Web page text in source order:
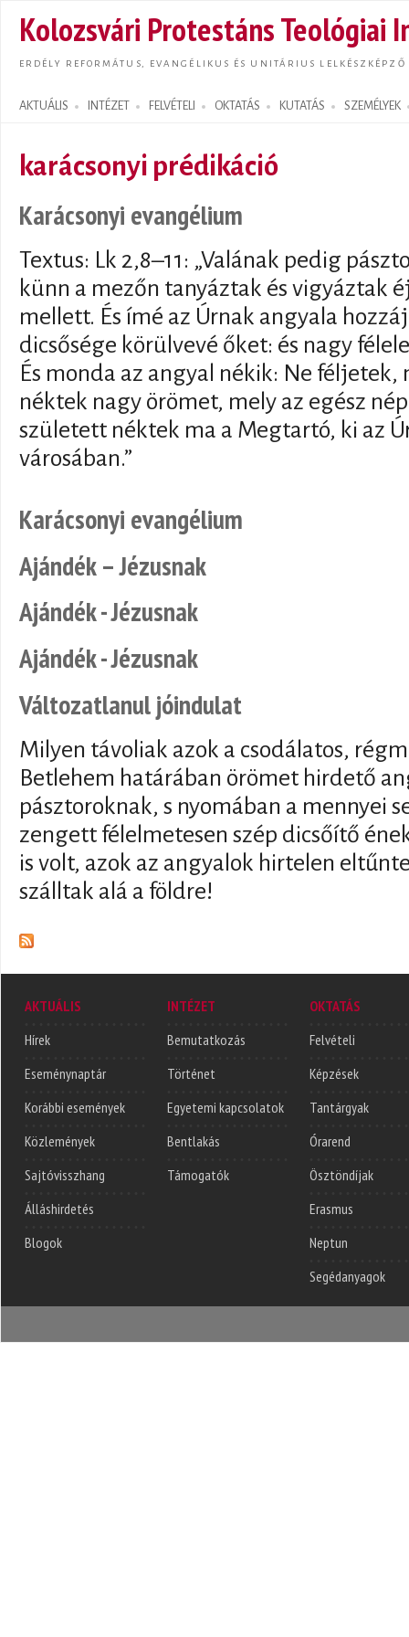
Kolozsvári Protestáns Teológiai
ERDÉLY REFORMÁTUS, EVANGÉLIKUS ÉS UNITÁRIUS LELKÉSZKÉPZŐ
AKTUÁLIS INTÉZET FELVÉTELI OKTATÁS KUTATÁS SZEMÉLYEK
Search form
karácsonyi prédikáció
Karácsonyi evangélium
Textus: Lk 2,8–11: „Valának pedig
künn a mezőn tanyáztak és vigyáztak
mellett. És ímé az Úrnak angyala
dicsősége körülvevé őket: és nagy
És monda az angyal nékik: Ne
néktek nagy örömet, mely az egész
született néktek ma a Megtartó, ki az
városában.”
Karácsonyi evangélium
Ajándék – Jézusnak
Ajándék - Jézusnak
Ajándék - Jézusnak
Változatlanul jóindulat
Milyen távoliak azok a csodálatos,
Betlehem határában örömet hirdető
pásztoroknak, s nyomában a mennyei
zengett félelmetesen szép dicsőítő
is volt, azok az angyalok hirtelen
szálltak alá a földre!
AKTUÁLIS
Hírek
Eseménynaptár
Korábbi események
Közlemények
Sajtóvisszhang
Álláshirdetés
Blogok
INTÉZET
Bemutatkozás
Történet
Egyetemi kapcsolatok
Bentlakás
Támogatók
OKTATÁS
Felvételi
Képzések
Tantárgyak
Órarend
Ösztöndíjak
Erasmus
Neptun
Segédanyagok